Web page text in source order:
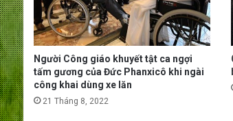
Người Công giáo khuyết tật ca ngợi
tấm gương của Đức Phanxicô khi ngài
công khai dùng xe lăn
21 Tháng 8, 2022